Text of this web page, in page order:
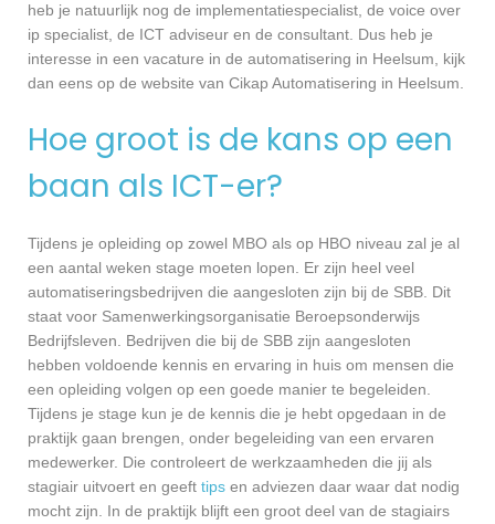
heb je natuurlijk nog de implementatiespecialist, de voice over
ip specialist, de ICT adviseur en de consultant. Dus heb je
interesse in een vacature in de automatisering in Heelsum, kijk
dan eens op de website van Cikap Automatisering in Heelsum.
Hoe groot is de kans op een
baan als ICT-er?
Tijdens je opleiding op zowel MBO als op HBO niveau zal je al
een aantal weken stage moeten lopen. Er zijn heel veel
automatiseringsbedrijven die aangesloten zijn bij de SBB. Dit
staat voor Samenwerkingsorganisatie Beroepsonderwijs
Bedrijfsleven. Bedrijven die bij de SBB zijn aangesloten
hebben voldoende kennis en ervaring in huis om mensen die
een opleiding volgen op een goede manier te begeleiden.
Tijdens je stage kun je de kennis die je hebt opgedaan in de
praktijk gaan brengen, onder begeleiding van een ervaren
medewerker. Die controleert de werkzaamheden die jij als
stagiair uitvoert en geeft tips en adviezen daar waar dat nodig
mocht zijn. In de praktijk blijft een groot deel van de stagiairs